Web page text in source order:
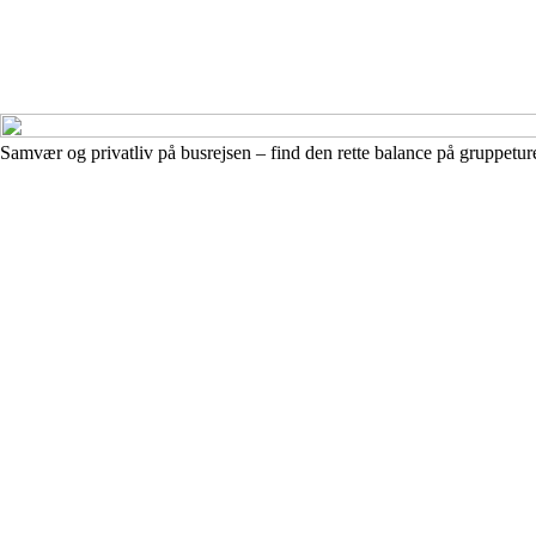
Samvær og privatliv på busrejsen – find den rette balance på